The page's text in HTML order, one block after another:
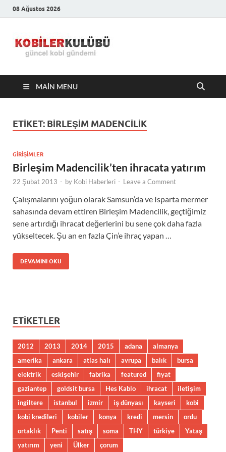
08 Ağustos 2026
Kulübü –
En Güncel
Kobi
MAIN MENU
ETIKET: BIRLEŞIM MADENCILIK
GIRIŞIMLER
Birleşim Madencilik’ten ihracata yatırım
22 Şubat 2013 - by Kobi Haberleri - Leave a Comment
Çalışmalarını yoğun olarak Samsun’da ve Isparta mermer
sahasında devam ettiren Birleşim Madencilik, geçtiğimiz
sene artırdığı ihracat değerlerini bu sene çok daha fazla
yükseltecek. Şu an en fazla Çin’e ihraç yapan …
DEVAMINI OKU
ETIKETLER
2012 2013 2014 2015 adana
almanya
amerika
ankara atlas halı avrupa balık
bursa
elektrik
eskişehir fabrika featured
fiyat
gaziantep
goldsit bursa Hes Kablo ihracat
iletişim
ingiltere
istanbul izmir iş dünyası kayseri
kobi
kobi kredileri
kobiler konya kredi mersin
ordu
ortaklık
Penti satış soma THY türkiye
Yataş
yatırım
yeni Ülker çorum